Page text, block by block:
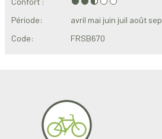
Période:
avril mai juin juil août
Code:
FRSB670